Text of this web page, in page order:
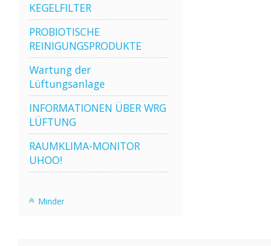
KEGELFILTER
PROBIOTISCHE
REINIGUNGSPRODUKTE
Wartung der
Lüftungsanlage
INFORMATIONEN ÜBER WRG
LÜFTUNG
RAUMKLIMA-MONITOR
UHOO!
Minder